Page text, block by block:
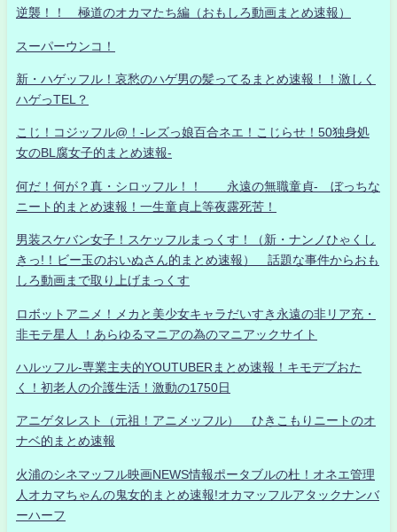
逆襲！！ 極道のオカマたち編（おもしろ動画まとめ速報）
スーパーウンコ！
新・ハゲッフル！哀愁のハゲ男の髪ってるまとめ速報！！激しく
ハゲっTEL？
こじ！コジッフル@！-レズっ娘百合ネエ！こじらせ！50独身処
女のBL腐女子的まとめ速報-
何だ！何が？真・シロッフル！！ 永遠の無職童貞- ぼっちな
ニート的まとめ速報！一生童貞上等夜露死苦！
男装スケバン女子！スケッフルまっくす！（新・ナンノひゃくし
きっ!！ビー玉のおいぬさん的まとめ速報） 話題な事件からおも
しろ動画まで取り上げまっくす
ロボットアニメ！メカと美少女キャラだいすき永遠の非リア充・
非モテ星人 ！あらゆるマニアの為のマニアックサイト
ハルッフル-専業主夫的YOUTUBERまとめ速報！キモデブおた
く！初老人の介護生活！激動の1750日
アニゲタレスト（元祖！アニメッフル） ひきこもりニートのオ
ナベ的まとめ速報
火浦のシネマッフル映画NEWS情報ポータブルの杜！オネエ管理
人オカマちゃんの鬼女的まとめ速報!オカマッフルアタックナンバ
ーハーフ